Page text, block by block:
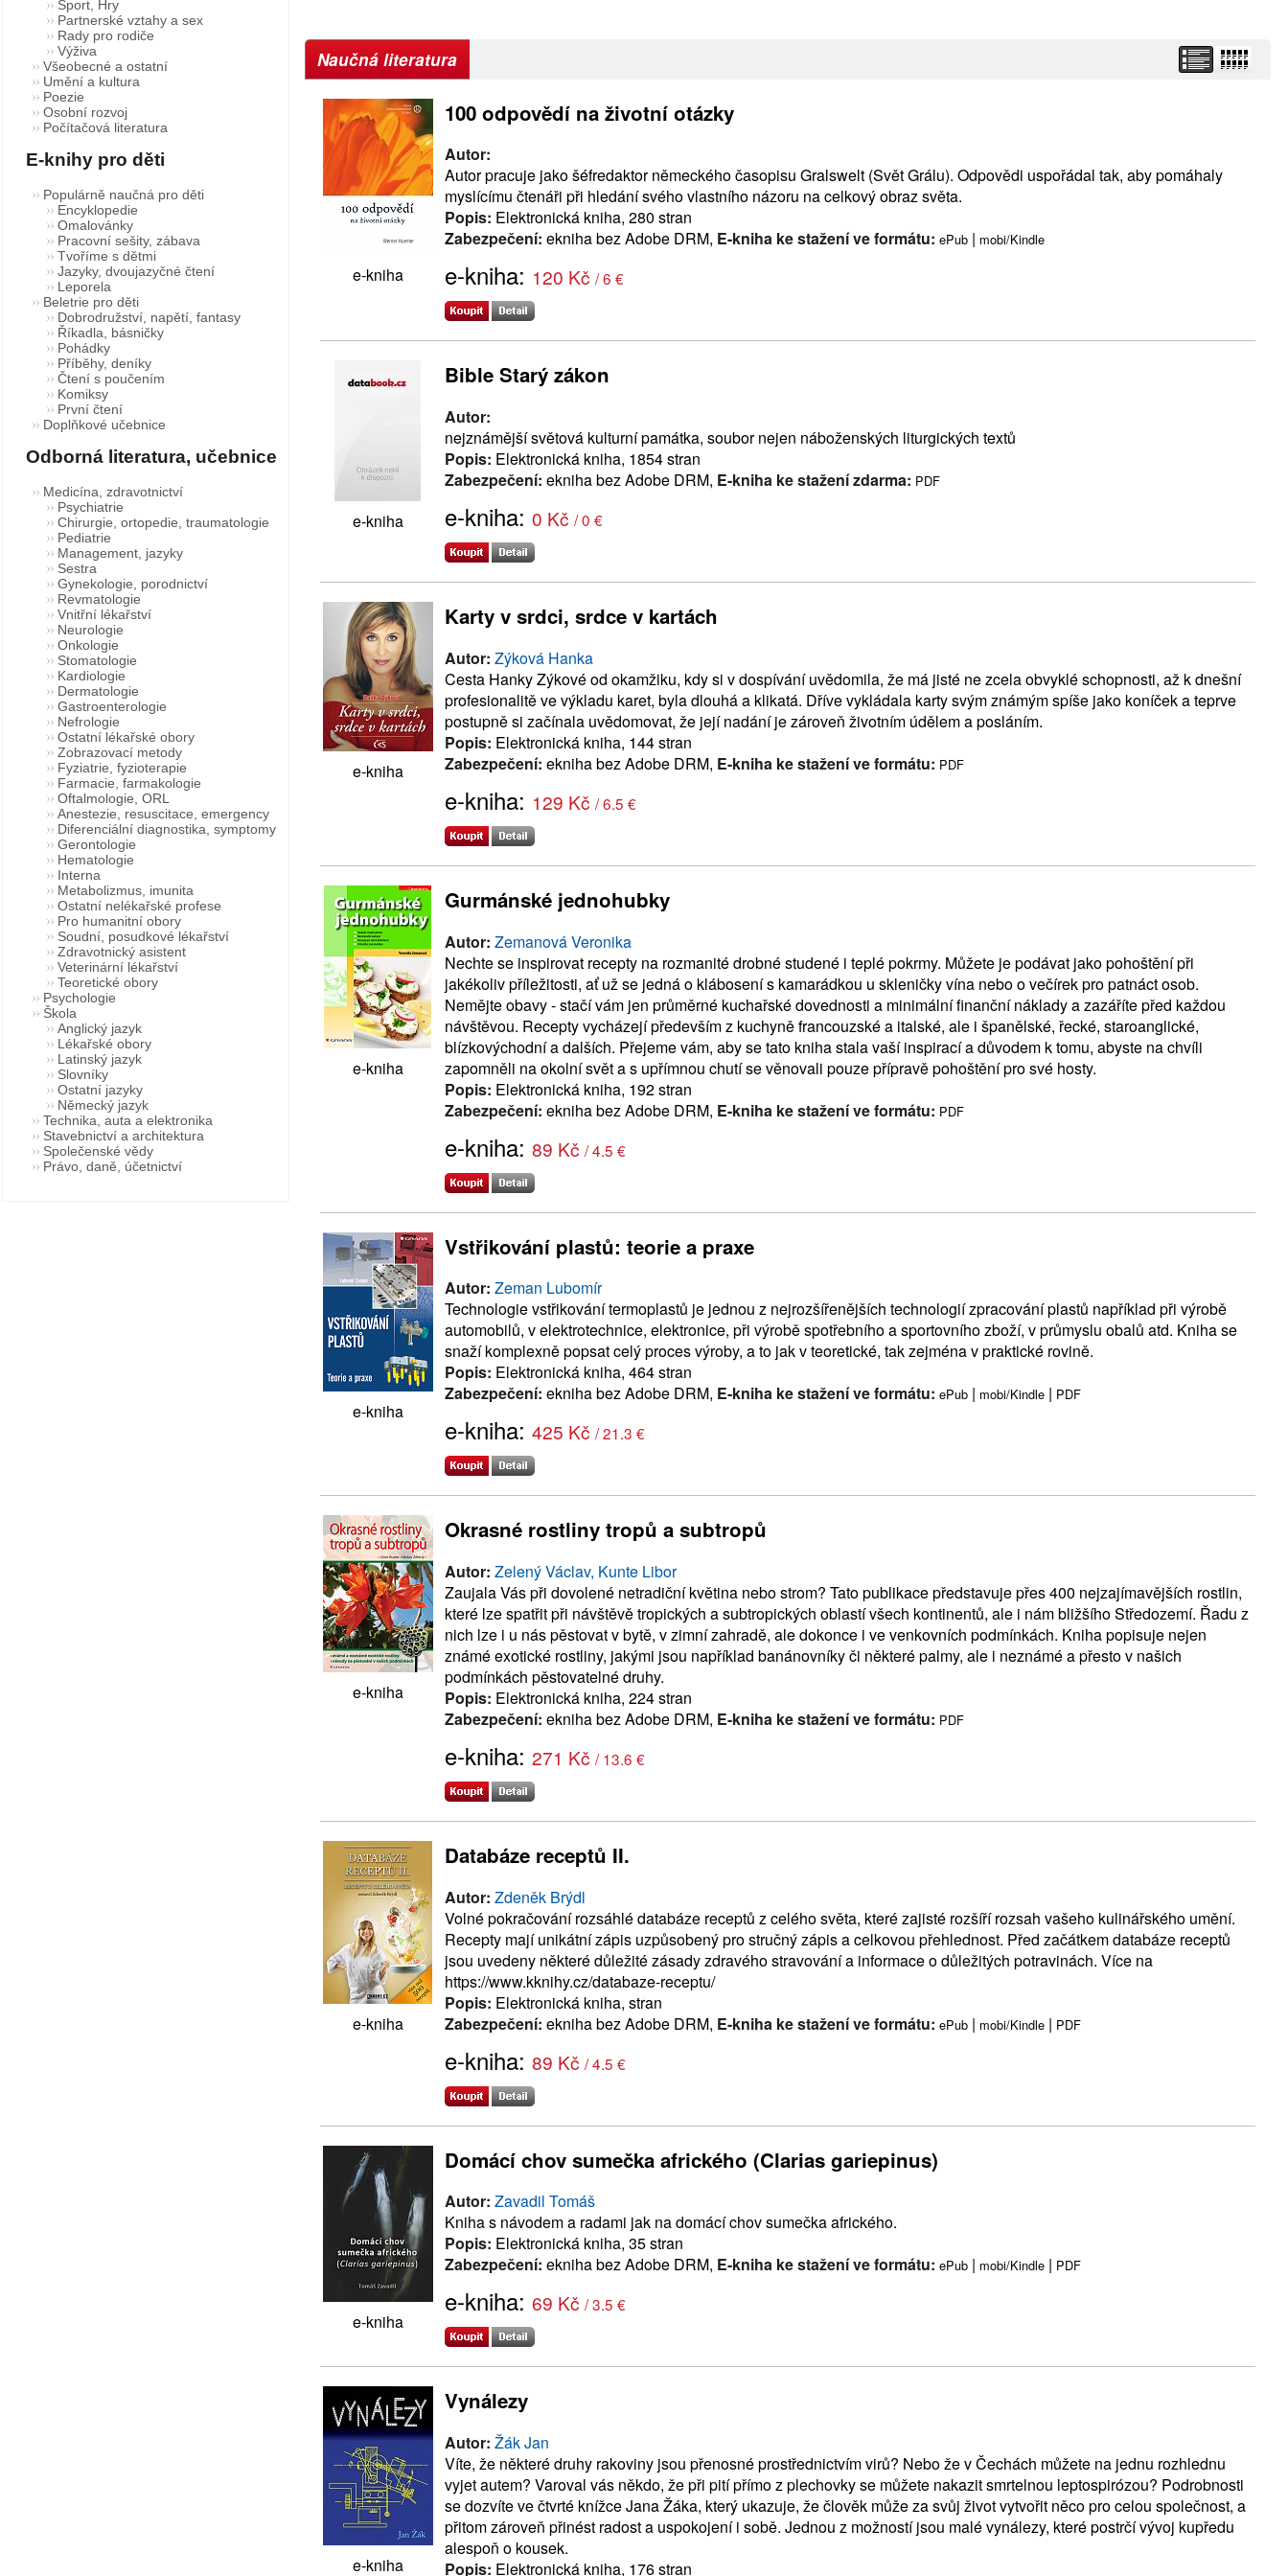
Naučná literatura
e-kniha
100 odpovědí na životní otázky
Autor:
Autor pracuje jako šéfredaktor německého časopisu Gralswelt (Svět Grálu). Odpovědi uspořádal tak, aby pomáhaly
myslícímu čtenáři při hledání svého vlastního názoru na celkový obraz světa.
Popis: Elektronická kniha, 280 stran
Zabezpečení: ekniha bez Adobe DRM, E-kniha ke stažení ve formátu: ePub | mobi/Kindle
e-kniha: 120 Kč / 6 €
e-kniha
Bible Starý zákon
Autor:
nejznámější světová kulturní památka, soubor nejen náboženských liturgických textů
Popis: Elektronická kniha, 1854 stran
Zabezpečení: ekniha bez Adobe DRM, E-kniha ke stažení zdarma: PDF
e-kniha: 0 Kč / 0 €
e-kniha
Karty v srdci, srdce v kartách
Autor: Zýková Hanka
Cesta Hanky Zýkové od okamžiku, kdy si v dospívání uvědomila, že má jisté ne zcela obvyklé schopnosti, až k dnešní
profesionalitě ve výkladu karet, byla dlouhá a klikatá. Dříve vykládala karty svým známým spíše jako koníček a teprve
postupně si začínala uvědomovat, že její nadání je zároveň životním údělem a posláním.
Popis: Elektronická kniha, 144 stran
Zabezpečení: ekniha bez Adobe DRM, E-kniha ke stažení ve formátu: PDF
e-kniha: 129 Kč / 6.5 €
e-kniha
Gurmánské jednohubky
Autor: Zemanová Veronika
Nechte se inspirovat recepty na rozmanité drobné studené i teplé pokrmy. Můžete je podávat jako pohoštění při
jakékoliv příležitosti, ať už se jedná o klábosení s kamarádkou u skleničky vína nebo o večírek pro patnáct osob.
Nemějte obavy - stačí vám jen průměrné kuchařské dovednosti a minimální finanční náklady a zazáříte před každou
návštěvou. Recepty vycházejí především z kuchyně francouzské a italské, ale i španělské, řecké, staroanglické,
blízkovýchodní a dalších. Přejeme vám, aby se tato kniha stala vaší inspirací a důvodem k tomu, abyste na chvíli
zapomněli na okolní svět a s upřímnou chutí se věnovali pouze přípravě pohoštění pro své hosty.
Popis: Elektronická kniha, 192 stran
Zabezpečení: ekniha bez Adobe DRM, E-kniha ke stažení ve formátu: PDF
e-kniha: 89 Kč / 4.5 €
e-kniha
Vstřikování plastů: teorie a praxe
Autor: Zeman Lubomír
Technologie vstřikování termoplastů je jednou z nejrozšířenějších technologií zpracování plastů například při výrobě
automobilů, v elektrotechnice, elektronice, při výrobě spotřebního a sportovního zboží, v průmyslu obalů atd. Kniha se
snaží komplexně popsat celý proces výroby, a to jak v teoretické, tak zejména v praktické rovině.
Popis: Elektronická kniha, 464 stran
Zabezpečení: ekniha bez Adobe DRM, E-kniha ke stažení ve formátu: ePub | mobi/Kindle | PDF
e-kniha: 425 Kč / 21.3 €
e-kniha
Okrasné rostliny tropů a subtropů
Autor: Zelený Václav, Kunte Libor
Zaujala Vás při dovolené netradiční květina nebo strom? Tato publikace představuje přes 400 nejzajímavějších rostlin,
které lze spatřit při návštěvě tropických a subtropických oblastí všech kontinentů, ale i nám bližšího Středozemí. Řadu z
nich lze i u nás pěstovat v bytě, v zimní zahradě, ale dokonce i ve venkovních podmínkách. Kniha popisuje nejen
známé exotické rostliny, jakými jsou například banánovníky či některé palmy, ale i neznámé a přesto v našich
podmínkách pěstovatelné druhy.
Popis: Elektronická kniha, 224 stran
Zabezpečení: ekniha bez Adobe DRM, E-kniha ke stažení ve formátu: PDF
e-kniha: 271 Kč / 13.6 €
e-kniha
Databáze receptů II.
Autor: Zdeněk Brýdl
Volné pokračování rozsáhlé databáze receptů z celého světa, které zajisté rozšíří rozsah vašeho kulinářského umění.
Recepty mají unikátní zápis uzpůsobený pro stručný zápis a celkovou přehlednost. Před začátkem databáze receptů
jsou uvedeny některé důležité zásady zdravého stravování a informace o důležitých potravinách. Více na
https://www.kknihy.cz/databaze-receptu/
Popis: Elektronická kniha, stran
Zabezpečení: ekniha bez Adobe DRM, E-kniha ke stažení ve formátu: ePub | mobi/Kindle | PDF
e-kniha: 89 Kč / 4.5 €
e-kniha
Domácí chov sumečka afrického (Clarias gariepinus)
Autor: Zavadil Tomáš
Kniha s návodem a radami jak na domácí chov sumečka afrického.
Popis: Elektronická kniha, 35 stran
Zabezpečení: ekniha bez Adobe DRM, E-kniha ke stažení ve formátu: ePub | mobi/Kindle | PDF
e-kniha: 69 Kč / 3.5 €
e-kniha
Vynálezy
Autor: Žák Jan
Víte, že některé druhy rakoviny jsou přenosné prostřednictvím virů? Nebo že v Čechách můžete na jednu rozhlednu
vyjet autem? Varoval vás někdo, že při pití přímo z plechovky se můžete nakazit smrtelnou leptospirózou? Podrobnosti
se dozvíte ve čtvrté knížce Jana Žáka, který ukazuje, že člověk může za svůj život vytvořit něco pro celou společnost, a
přitom zároveň přinést radost a uspokojení i sobě. Jednou z možností jsou malé vynálezy, které postrčí vývoj kupředu
alespoň o kousek.
Popis: Elektronická kniha, 176 stran
Sport, Hry
Partnerské vztahy a sex
Rady pro rodiče
Výživa
Všeobecné a ostatní
Umění a kultura
Poezie
Osobní rozvoj
Počítačová literatura
E-knihy pro děti
Populárně naučná pro děti
Encyklopedie
Omalovánky
Pracovní sešity, zábava
Tvoříme s dětmi
Jazyky, dvoujazyčné čtení
Leporela
Beletrie pro děti
Dobrodružství, napětí, fantasy
Říkadla, básničky
Pohádky
Příběhy, deníky
Čtení s poučením
Komiksy
První čtení
Doplňkové učebnice
Odborná literatura, učebnice
Medicína, zdravotnictví
Psychiatrie
Chirurgie, ortopedie, traumatologie
Pediatrie
Management, jazyky
Sestra
Gynekologie, porodnictví
Revmatologie
Vnitřní lékařství
Neurologie
Onkologie
Stomatologie
Kardiologie
Dermatologie
Gastroenterologie
Nefrologie
Ostatní lékařské obory
Zobrazovací metody
Fyziatrie, fyzioterapie
Farmacie, farmakologie
Oftalmologie, ORL
Anestezie, resuscitace, emergency
Diferenciální diagnostika, symptomy
Gerontologie
Hematologie
Interna
Metabolizmus, imunita
Ostatní nelékařské profese
Pro humanitní obory
Soudní, posudkové lékařství
Zdravotnický asistent
Veterinární lékařství
Teoretické obory
Psychologie
Škola
Anglický jazyk
Lékařské obory
Latinský jazyk
Slovníky
Ostatní jazyky
Německý jazyk
Technika, auta a elektronika
Stavebnictví a architektura
Společenské vědy
Právo, daně, účetnictví